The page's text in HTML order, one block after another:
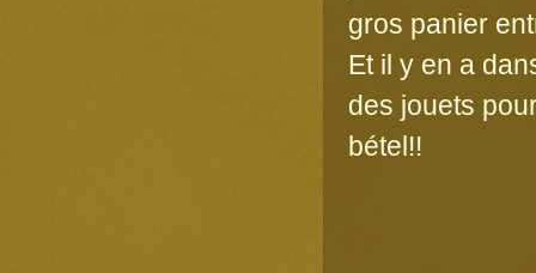
gros panier
Et il y en a
des jouets
bétel!!